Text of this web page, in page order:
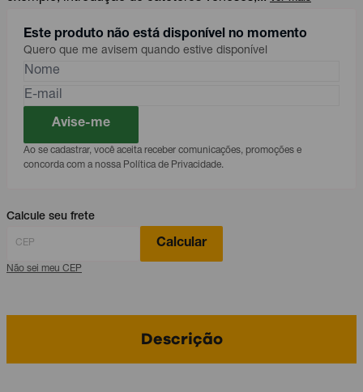
Este produto não está disponível no momento
Quero que me avisem quando estive disponível
Avise-me
Ao se cadastrar, você aceita receber comunicações, promoções e
concorda com a nossa Política de Privacidade.
Calcule seu frete
Calcular
Não sei meu CEP
Descrição